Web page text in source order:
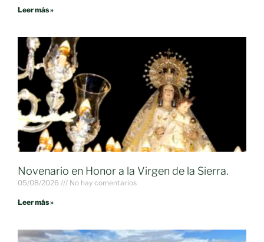
Leer más »
Novenario en Honor a la Virgen de la Sierra.
05/08/2026 No hay comentarios
Leer más »